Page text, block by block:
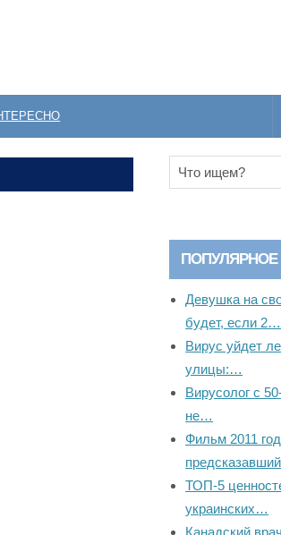
ПОПУЛЯРНОЕ
Девушка на
будет, если 2…
Вирус уйдет
улицы:…
Вирусолог с
не…
Фильм 2011
ТОП-5
украинских…
Канадский